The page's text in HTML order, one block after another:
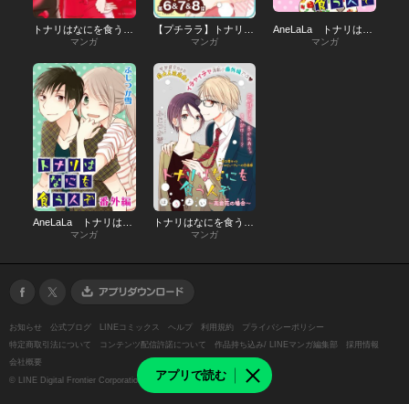
アプリで読む
マンガ マンガ マンガ
マンガ マンガ
お知らせ 公式ブログ LINEコミックス ヘルプ 利用規約
プライバシーポリシー
特定商取引法について
コンテンツ配信許諾について 作品持ち込み/ LINEマンガ編集部
採用情報
会社概要
© LINE Digital Frontier Corporation